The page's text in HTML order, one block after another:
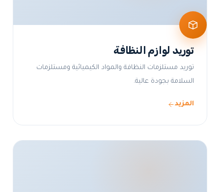
توريد لوازم النظافة
توريد مستلزمات النظافة والمواد الكيميائية ومستلزمات
السلامة بجودة عالية.
المزيد